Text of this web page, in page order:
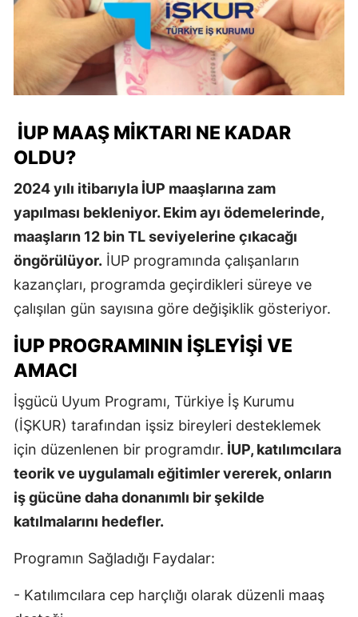
İUP MAAŞ MIKTARI NE KADAR
OLDU?
2024 yılı itibarıyla İUP maaşlarına zam
yapılması bekleniyor. Ekim ayı ödemelerinde,
maaşların 12 bin TL seviyelerine çıkacağı
öngörülüyor. İUP programında çalışanların
kazançları, programda geçirdikleri süreye ve
çalışılan gün sayısına göre değişiklik gösteriyor.
İUP PROGRAMININ İŞLEYIŞI VE
AMACI
İşgücü Uyum Programı, Türkiye İş Kurumu
(İŞKUR) tarafından işsiz bireyleri desteklemek
için düzenlenen bir programdır. İUP, katılımcılara
teorik ve uygulamalı eğitimler vererek, onların
iş gücüne daha donanımlı bir şekilde
katılmalarını hedefler.
Programın Sağladığı Faydalar:
- Katılımcılara cep harçlığı olarak düzenli maaş